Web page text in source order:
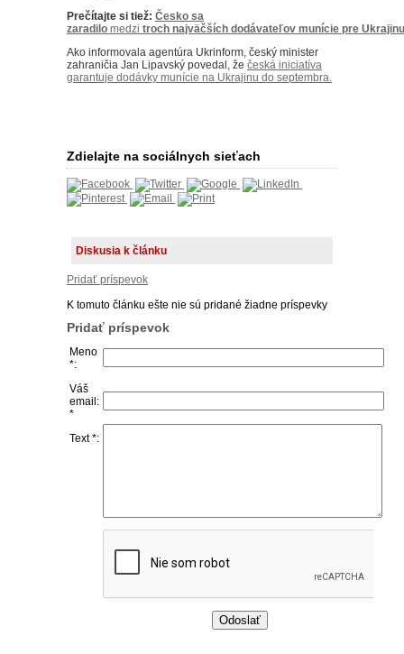
Prečítajte si tiež: Česko sa
zaradilo medzi troch najväčších dodávateľov munície pre Ukrajinu
Ako informovala agentúra Ukrinform, český minister
zahraničia Jan Lipavský povedal, že česká iniciatíva
garantuje dodávky munície na Ukrajinu do septembra.
Zdielajte na sociálnych sieťach
Diskusia k článku
Pridať príspevok
K tomuto článku ešte nie sú pridané žiadne príspevky
Pridať príspevok
Meno
*:
Váš
email:
*
Text *: